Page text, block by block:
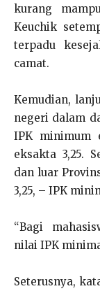
kurang
Keuchik
terpadu
camat.
Kemudian,
negeri dalam
IPK minimum
eksakta 3,25.
dan luar
3,25, – IPK
“Bagi
nilai IPK
Seterusnya,